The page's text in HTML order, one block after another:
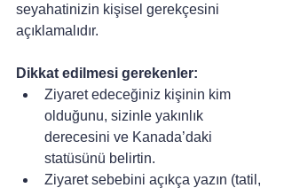
seyahatinizin kişisel gerekçesini
açıklamalıdır.
Dikkat edilmesi gerekenler:
Ziyaret edeceğiniz kişinin kim
olduğunu, sizinle yakınlık
derecesini ve Kanada’daki
statüsünü belirtin.
Ziyaret sebebini açıkça yazın (tatil,